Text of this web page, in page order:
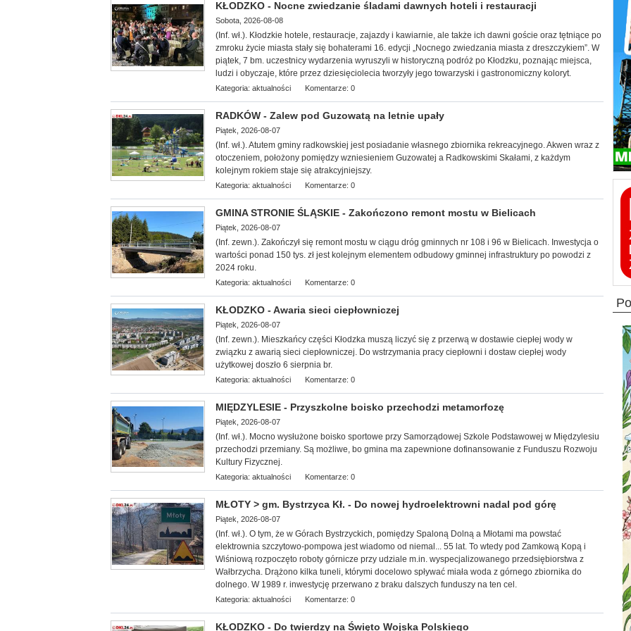
KŁODZKO - Nocne zwiedzanie śladami dawnych hoteli i restauracji
Sobota, 2026-08-08
(Inf. wł.). Kłodzkie hotele, restauracje, zajazdy i kawiarnie, ale także ich dawni goście oraz tętniące po
zmroku życie miasta stały się bohaterami 16. edycji „Nocnego zwiedzania miasta z dreszczykiem”. W
piątek, 7 bm. uczestnicy wydarzenia wyruszyli w historyczną podróż po Kłodzku, poznając miejsca,
ludzi i obyczaje, które przez dziesięciolecia tworzyły jego towarzyski i gastronomiczny koloryt.
Kategoria: aktualności Komentarze: 0
RADKÓW - Zalew pod Guzowatą na letnie upały
Piątek, 2026-08-07
(Inf. wł.). Atutem gminy radkowskiej jest posiadanie własnego zbiornika rekreacyjnego. Akwen wraz z
otoczeniem, położony pomiędzy wzniesieniem Guzowatej a Radkowskimi Skałami, z każdym
kolejnym rokiem staje się atrakcyjniejszy.
Kategoria: aktualności Komentarze: 0
GMINA STRONIE ŚLĄSKIE - Zakończono remont mostu w Bielicach
Piątek, 2026-08-07
(Inf. zewn.). Zakończył się remont mostu w ciągu dróg gminnych nr 108 i 96 w Bielicach. Inwestycja o
wartości ponad 150 tys. zł jest kolejnym elementem odbudowy gminnej infrastruktury po powodzi z
2024 roku.
Kategoria: aktualności Komentarze: 0
KŁODZKO - Awaria sieci ciepłowniczej
Piątek, 2026-08-07
(Inf. zewn.). Mieszkańcy części Kłodzka muszą liczyć się z przerwą w dostawie ciepłej wody w
związku z awarią sieci ciepłowniczej. Do wstrzymania pracy ciepłowni i dostaw ciepłej wody
użytkowej doszło 6 sierpnia br.
Kategoria: aktualności Komentarze: 0
MIĘDZYLESIE - Przyszkolne boisko przechodzi metamorfozę
Piątek, 2026-08-07
(Inf. wł.). Mocno wysłużone boisko sportowe przy Samorządowej Szkole Podstawowej w Międzylesiu
przechodzi przemiany. Są możliwe, bo gmina ma zapewnione dofinansowanie z Funduszu Rozwoju
Kultury Fizycznej.
Kategoria: aktualności Komentarze: 0
MŁOTY > gm. Bystrzyca Kł. - Do nowej hydroelektrowni nadal pod górę
Piątek, 2026-08-07
(Inf. wł.). O tym, że w Górach Bystrzyckich, pomiędzy Spaloną Dolną a Młotami ma powstać
elektrownia szczytowo-pompowa jest wiadomo od niemal... 55 lat. To wtedy pod Zamkową Kopą i
Wiśniową rozpoczęto roboty górnicze przy udziale m.in. wyspecjalizowanego przedsiębiorstwa z
Wałbrzycha. Drążono kilka tuneli, którymi docelowo spływać miała woda z górnego zbiornika do
dolnego. W 1989 r. inwestycję przerwano z braku dalszych funduszy na ten cel.
Kategoria: aktualności Komentarze: 0
KŁODZKO - Do twierdzy na Święto Wojska Polskiego